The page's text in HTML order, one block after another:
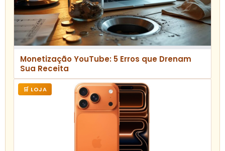
Monetização YouTube: 5 Erros que Drenam
Sua Receita
🛒 LOJA